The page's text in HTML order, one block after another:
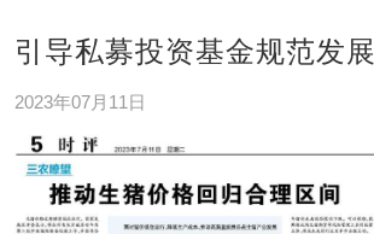
引导私募投资基金规范发展
2023年07月11日